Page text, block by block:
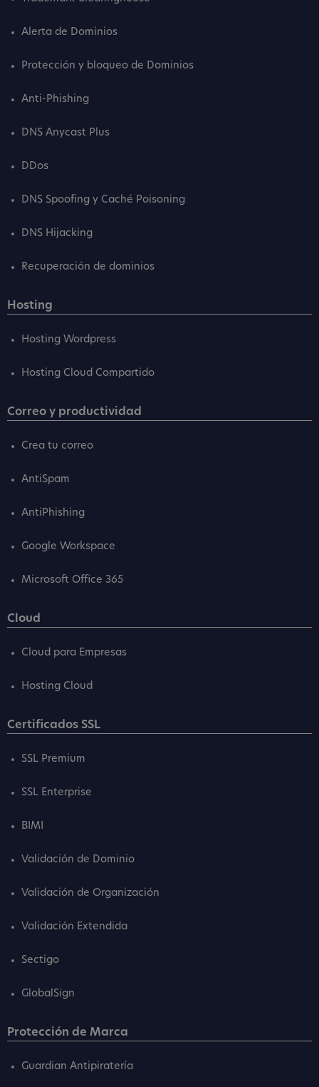
Alerta de Dominios
Protección y bloqueo de Dominios
Anti-Phishing
DNS Anycast Plus
DDos
DNS Spoofing y Caché Poisoning
DNS Hijacking
Recuperación de dominios
Hosting
Hosting Wordpress
Hosting Cloud Compartido
Correo y productividad
Crea tu correo
AntiSpam
AntiPhishing
Google Workspace
Microsoft Office 365
Cloud
Cloud para Empresas
Hosting Cloud
Certificados SSL
SSL Premium
SSL Enterprise
BIMI
Validación de Dominio
Validación de Organización
Validación Extendida
Sectigo
GlobalSign
Protección de Marca
Guardian Antipiratería